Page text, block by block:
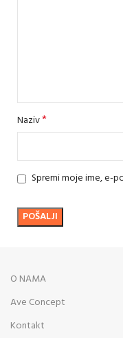
Naziv*
Spremi moje ime, e-
O NAMA
Ave Concept
Kontakt